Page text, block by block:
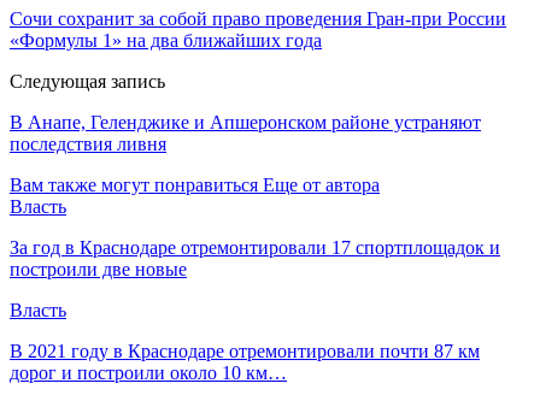
Сочи сохранит за собой право проведения Гран-при России
«Формулы 1» на два ближайших года
Следующая запись
В Анапе, Геленджике и Апшеронском районе устраняют
последствия ливня
Вам также могут понравиться Еще от автора
Власть
За год в Краснодаре отремонтировали 17 спортплощадок и
построили две новые
Власть
В 2021 году в Краснодаре отремонтировали почти 87 км
дорог и построили около 10 км…